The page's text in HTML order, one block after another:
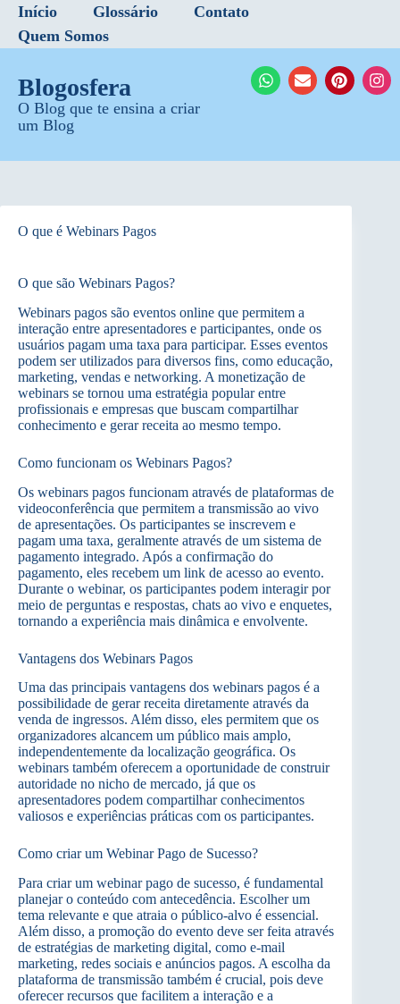
Início Glossário
Contato
Quem Somos
Blogosfera
O Blog que te ensina a criar
um Blog
O que é Webinars Pagos
O que são Webinars Pagos?
Webinars pagos são eventos online que permitem a
interação entre apresentadores e participantes, onde os
usuários pagam uma taxa para participar. Esses eventos
podem ser utilizados para diversos fins, como educação,
marketing, vendas e networking. A monetização de
webinars se tornou uma estratégia popular entre
profissionais e empresas que buscam compartilhar
conhecimento e gerar receita ao mesmo tempo.
Como funcionam os Webinars Pagos?
Os webinars pagos funcionam através de plataformas de
videoconferência que permitem a transmissão ao vivo
de apresentações. Os participantes se inscrevem e
pagam uma taxa, geralmente através de um sistema de
pagamento integrado. Após a confirmação do
pagamento, eles recebem um link de acesso ao evento.
Durante o webinar, os participantes podem interagir por
meio de perguntas e respostas, chats ao vivo e enquetes,
tornando a experiência mais dinâmica e envolvente.
Vantagens dos Webinars Pagos
Uma das principais vantagens dos webinars pagos é a
possibilidade de gerar receita diretamente através da
venda de ingressos. Além disso, eles permitem que os
organizadores alcancem um público mais amplo,
independentemente da localização geográfica. Os
webinars também oferecem a oportunidade de construir
autoridade no nicho de mercado, já que os
apresentadores podem compartilhar conhecimentos
valiosos e experiências práticas com os participantes.
Como criar um Webinar Pago de Sucesso?
Para criar um webinar pago de sucesso, é fundamental
planejar o conteúdo com antecedência. Escolher um
tema relevante e que atraia o público-alvo é essencial.
Além disso, a promoção do evento deve ser feita através
de estratégias de marketing digital, como e-mail
marketing, redes sociais e anúncios pagos. A escolha da
plataforma de transmissão também é crucial, pois deve
oferecer recursos que facilitem a interação e a